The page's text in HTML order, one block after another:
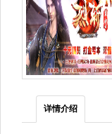
详情介绍